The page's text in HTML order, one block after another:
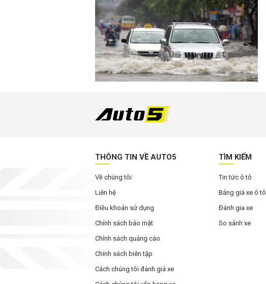
THÔNG TIN VỀ AUTO5
Về chúng tôi
Liên hệ
Điều khoản sử dụng
Chính sách bảo mật
Chính sách quảng cáo
Chính sách biên tập
Cách chúng tôi đánh giá xe
TÌM KIẾM
Tin tức ô tô
Bảng giá xe ô tô
Đánh gia xe
So sánh xe